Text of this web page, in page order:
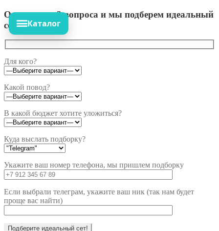
Ответьте на 3 вопроса и мы подберем идеальный
сет!
Для кого?
Какой повод?
В какой бюджет хотите уложиться?
Куда выслать подборку?
Укажите ваш номер телефона, мы пришлем подборку
Если выбрали телеграм, укажите ваш ник (так нам будет
проще вас найти)
Каталог